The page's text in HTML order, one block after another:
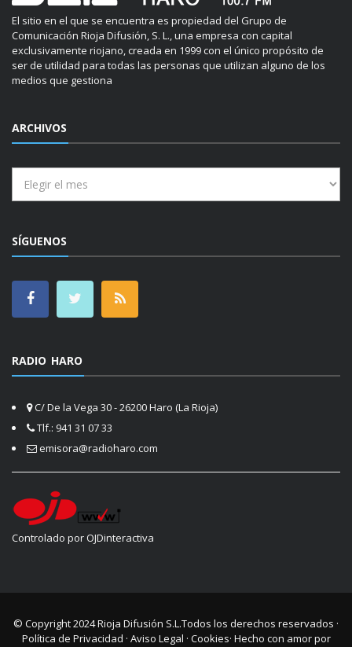
El sitio en el que se encuentra es propiedad del Grupo de
Comunicación Rioja Difusión, S. L., una empresa con capital
exclusivamente riojano, creada en 1999 con el único propósito de
ser de utilidad para todas las personas que utilizan alguno de los
medios que gestiona
ARCHIVOS
SÍGUENOS
RADIO HARO
C/ De la Vega 30 - 26200 Haro (La Rioja)
Tlf.: 941 31 07 33
emisora@radioharo.com
Controlado por OJDinteractiva
© Copyright 2024Rioja Difusión S.L.Todos los derechos reservados ·
Política de Privacidad · Aviso Legal · Cookies· Hecho con amor por